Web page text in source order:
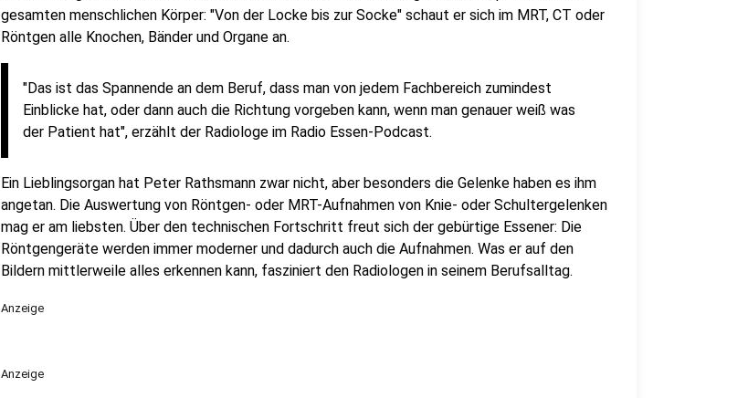
gesamten menschlichen Körper: "Von der Locke bis zur Socke" schaut er sich im MRT, CT oder
Röntgen alle Knochen, Bänder und Organe an.
"Das ist das Spannende an dem Beruf, dass man von jedem Fachbereich zumindest
Einblicke hat, oder dann auch die Richtung vorgeben kann, wenn man genauer weiß was
der Patient hat", erzählt der Radiologe im Radio Essen-Podcast.
Ein Lieblingsorgan hat Peter Rathsmann zwar nicht, aber besonders die Gelenke haben es ihm
angetan. Die Auswertung von Röntgen- oder MRT-Aufnahmen von Knie- oder Schultergelenken
mag er am liebsten. Über den technischen Fortschritt freut sich der gebürtige Essener: Die
Röntgengeräte werden immer moderner und dadurch auch die Aufnahmen. Was er auf den
Bildern mittlerweile alles erkennen kann, fasziniert den Radiologen in seinem Berufsalltag.
Anzeige
Anzeige